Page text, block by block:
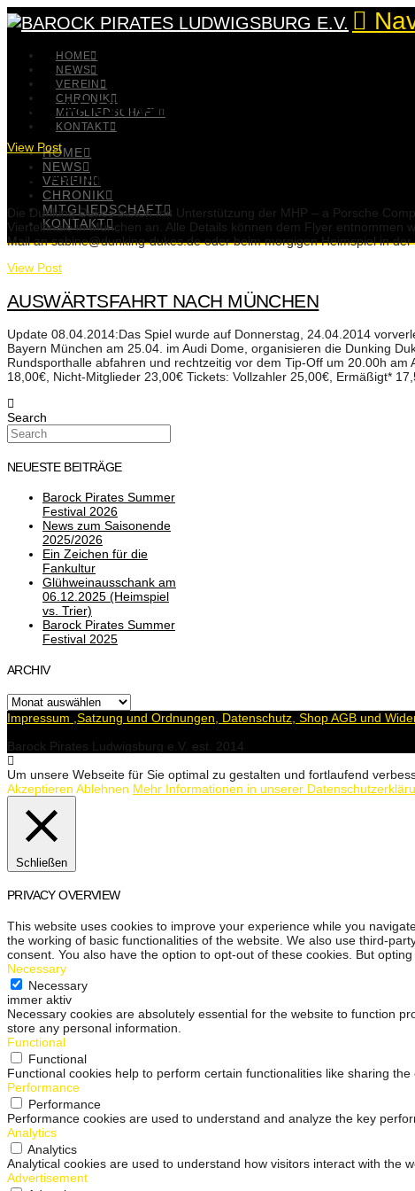
HOME
NEWS
VEREIN
CHRONIK
MITGLIEDSCHAFT
KONTAKT
HOME
NEWS
VEREIN
CHRONIK
MITGLIEDSCHAFT
KONTAKT
TAG ARCHIVE
View Post
3. PLAYOFF-SPIEL IN MÜNCHEN
Die Dunking Dukes bieten mit Unterstützung der MHP – a Porsche
Viertelfinale in München an. Alle Details können dem Flyer entnommen
Mail an sabine@dunking-dukes.de oder beim morgigen Heimspiel in
View Post
AUSWÄRTSFAHRT NACH MÜNCHEN
Update 08.04.2014:Das Spiel wurde auf Donnerstag, 24.04.2014
Bayern München am 25.04. im Audi Dome, organisieren die Dunking
Rundsporthalle abfahren und rechtzeitig vor dem Tip-Off um 20.00h
18,00€, Nicht-Mitglieder 23,00€ Tickets: Vollzahler 25,00€, Ermäßigt*
Search
NEUESTE BEITRÄGE
Barock Pirates Summer
Festival 2026
News zum Saisonende
2025/2026
Ein Zeichen für die
Fankultur
Glühweinausschank am
06.12.2025 (Heimspiel
vs. Trier)
Barock Pirates Summer
Festival 2025
ARCHIV
Archiv
Impressum ,Satzung und Ordnungen, Datenschutz, Shop AGB und
Barock Pirates Ludwigsburg e.V. est. 2014
Um unsere Webseite für Sie optimal zu gestalten und fortlaufend
Akzeptieren Ablehnen Mehr Informationen in unserer
Schließen
PRIVACY OVERVIEW
This website uses cookies to improve your experience while you
the working of basic functionalities of the website. We also use third-
consent. You also have the option to opt-out of these cookies. But
Necessary
Necessary
immer aktiv
Necessary cookies are absolutely essential for the website to function
store any personal information.
Functional
Functional
Functional cookies help to perform certain functionalities like sharing
Performance
Performance
Performance cookies are used to understand and analyze the key
Analytics
Analytics
Analytical cookies are used to understand how visitors interact with the
Advertisement